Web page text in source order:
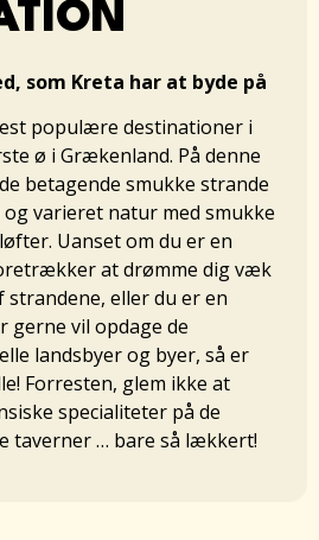
som Kreta har at byde på
populære destinationer i
ø i Grækenland. På denne
betagende smukke strande
varieret natur med smukke
Uanset om du er en
at drømme dig væk
strandene, eller du er en
gerne vil opdage de
landsbyer og byer, så er
Forresten, glem ikke at
specialiteter på de
taverner … bare så lækkert!